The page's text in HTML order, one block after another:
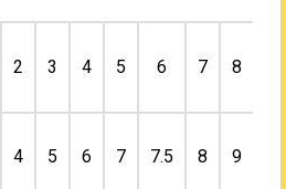
2
3 4 5 6 7 8
4 5 6 7 7.5 8 9